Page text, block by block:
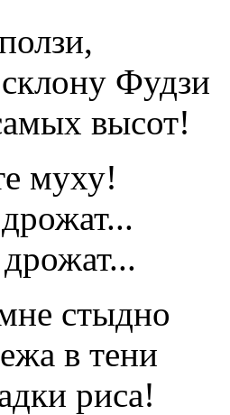
Фудзи
высот!
муху!
стыдно
в тени
риса!